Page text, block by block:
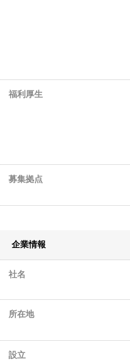
福利厚生
募集拠点
企業情報
社名
所在地
設立